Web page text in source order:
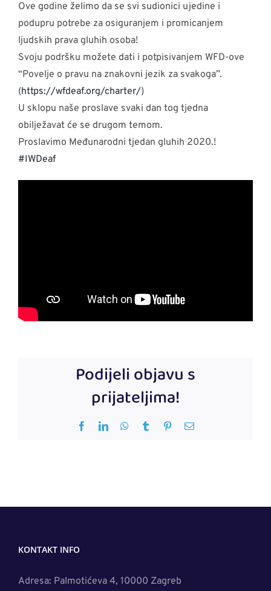
Ove godine želimo da se svi sudionici ujedine i
podupru potrebe za osiguranjem i promicanjem
ljudskih prava gluhih osoba!
Svoju podršku možete dati i potpisivanjem WFD-ove
“Povelje o pravu na znakovni jezik za svakoga”.
(https://wfdeaf.org/charter/)
U sklopu naše proslave svaki dan tog tjedna
obilježavat će se drugom temom.
Proslavimo Međunarodni tjedan gluhih 2020.!
#IWDeaf
Podijeli objavu s
prijateljima!
FacebookLinkedInWhatsApp
Tumblr PinterestEmail
KONTAKT INFO
Adresa: Palmotićeva 4, 10000 Zagreb